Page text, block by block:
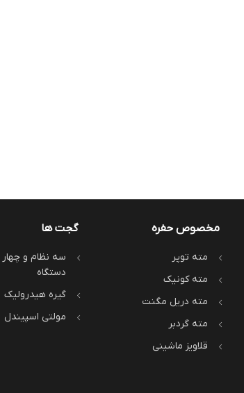
مخصوص حفره
مته توپر
مته کونیک
مته دریل مگنت
مته گردبر
قلاویز ماشینی
گجت ها
سه نظام و چهار
دستگاه
گیره هیدرولیک
مولتی اسپیندل